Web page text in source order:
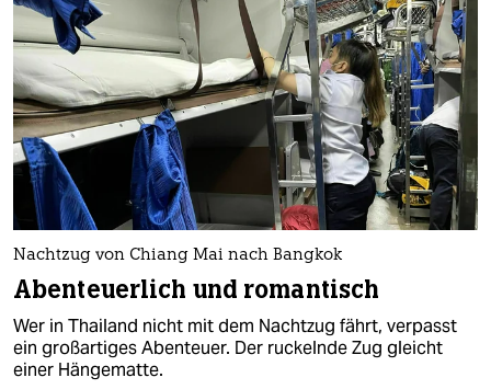
Nachtzug von Chiang Mai nach Bangkok
Abenteuerlich und romantisch
Wer in Thailand nicht mit dem Nachtzug fährt, verpasst
ein großartiges Abenteuer. Der ruckelnde Zug gleicht
einer Hängematte.